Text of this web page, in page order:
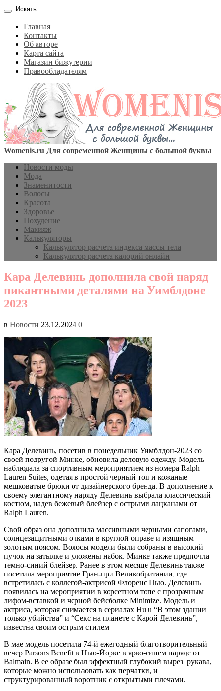
Главная
Контакты
Об авторе
Карта сайта
Магазин бижутерии
Правообладателям
Womenis.ru Для современной Женщины с большой буквы
Новости моды
Мода
Знаменитости
Волосы
Красота
Здоровье
Похудение
Макияж
Калькуляторы
Калькулятор расчета индекса массы тела
Калькулятор расчета калорий онлайн
Кара Делевинь дополнила свой наряд
пикантными деталями на Уимблдоне
2023
в Новости 23.12.2024 0
Кара Делевинь, посетив в понедельник Уимблдон-2023 со
своей подругой Минке, обновила деловую одежду. Модель
наблюдала за спортивным мероприятием из номера Ralph
Lauren Suites, одетая в простой черный топ и кожаные
мешковатые брюки от дизайнерского бренда. В дополнение к
своему элегантному наряду Делевинь выбрала классический
костюм, надев бежевый блейзер с острыми лацканами от
Ralph Lauren.
Свой образ она дополнила массивными черными сапогами,
солнцезащитными очками в круглой оправе и изящным
золотым поясом. Волосы модели были собраны в высокий
пучок на затылке и уложены набок. Минке также предпочла
темно-синий блейзер. Ранее в этом месяце Делевинь также
посетила мероприятие Гран-при Великобритании, где
встретилась с коллегой-актрисой Флоренс Пью. Делевинь
появилась на мероприятии в корсетном топе с прозрачным
лифом-вставкой и черной бейсболке Minimize. Модель и
актриса, которая снимается в сериалах Hulu “В этом здании
только убийства” и “Секс на планете с Карой Делевинь”,
известна своим острым стилем.
В мае модель посетила 74-й ежегодный благотворительный
вечер Parsons Benefit в Нью-Йорке в ярко-синем наряде от
Balmain. В ее образе был эффектный глубокий вырез, рукава,
которые можно использовать как перчатки, и
структурированный воротник с открытыми плечами.